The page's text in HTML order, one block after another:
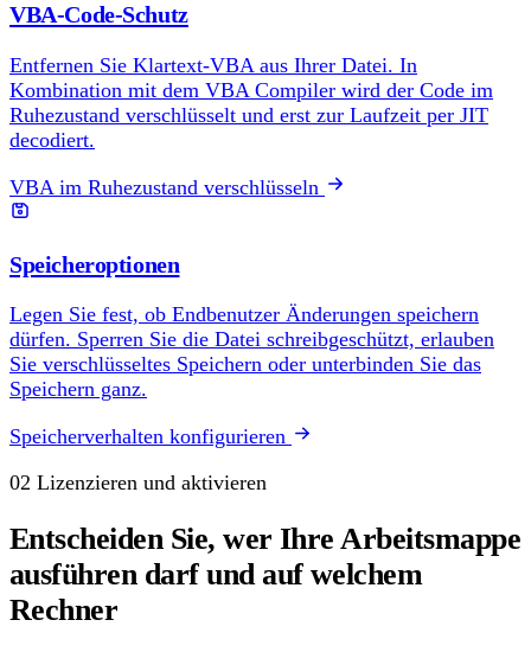
VBA-Code-Schutz
Entfernen Sie Klartext-VBA aus Ihrer Datei. In
Kombination mit dem VBA Compiler wird der Code im
Ruhezustand verschlüsselt und erst zur Laufzeit per JIT
decodiert.
VBA im Ruhezustand verschlüsseln
Speicheroptionen
Legen Sie fest, ob Endbenutzer Änderungen speichern
dürfen. Sperren Sie die Datei schreibgeschützt, erlauben
Sie verschlüsseltes Speichern oder unterbinden Sie das
Speichern ganz.
Speicherverhalten konfigurieren
02 Lizenzieren und aktivieren
Entscheiden Sie, wer Ihre Arbeitsmappe
ausführen darf und auf welchem
Rechner